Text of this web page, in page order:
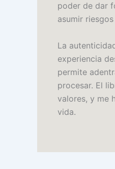
poder de dar
asumir
La
experiencia
permite
procesar. El
valores, y me
vida.